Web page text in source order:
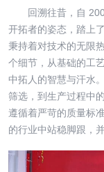
回溯往昔，自
开拓者的姿态，踏上
秉持着对技术的无限
个细节，从基础的工
中拓人的智慧与汗水
筛选，到生产过程中
遵循着严苛的质量标
的行业中站稳脚跟，